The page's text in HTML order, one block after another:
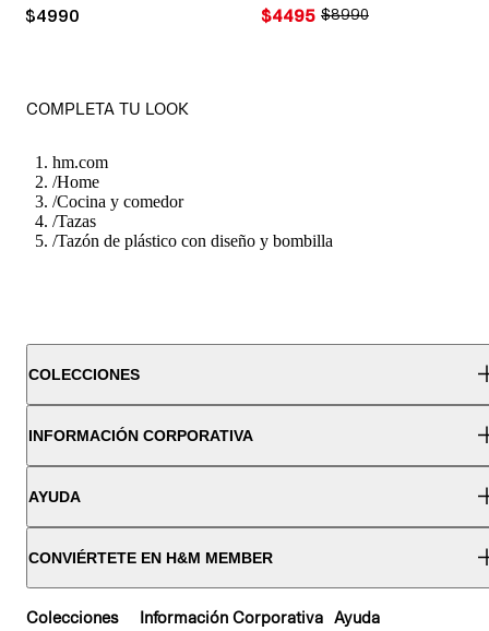
PRICE:
$4990
ORIGINAL PRICE:
$8990
PRICE:
$4495
COMPLETA TU LOOK
hm.com
/Home
/Cocina y comedor
/Tazas
/Tazón de plástico con diseño y bombilla
COLECCIONES
INFORMACIÓN CORPORATIVA
AYUDA
CONVIÉRTETE EN H&M MEMBER
Colecciones Información Corporativa Ayuda